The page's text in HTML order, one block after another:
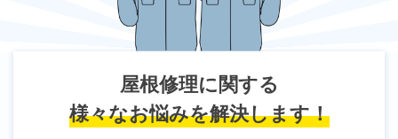
屋根修理に関する
様々なお悩みを解決します！